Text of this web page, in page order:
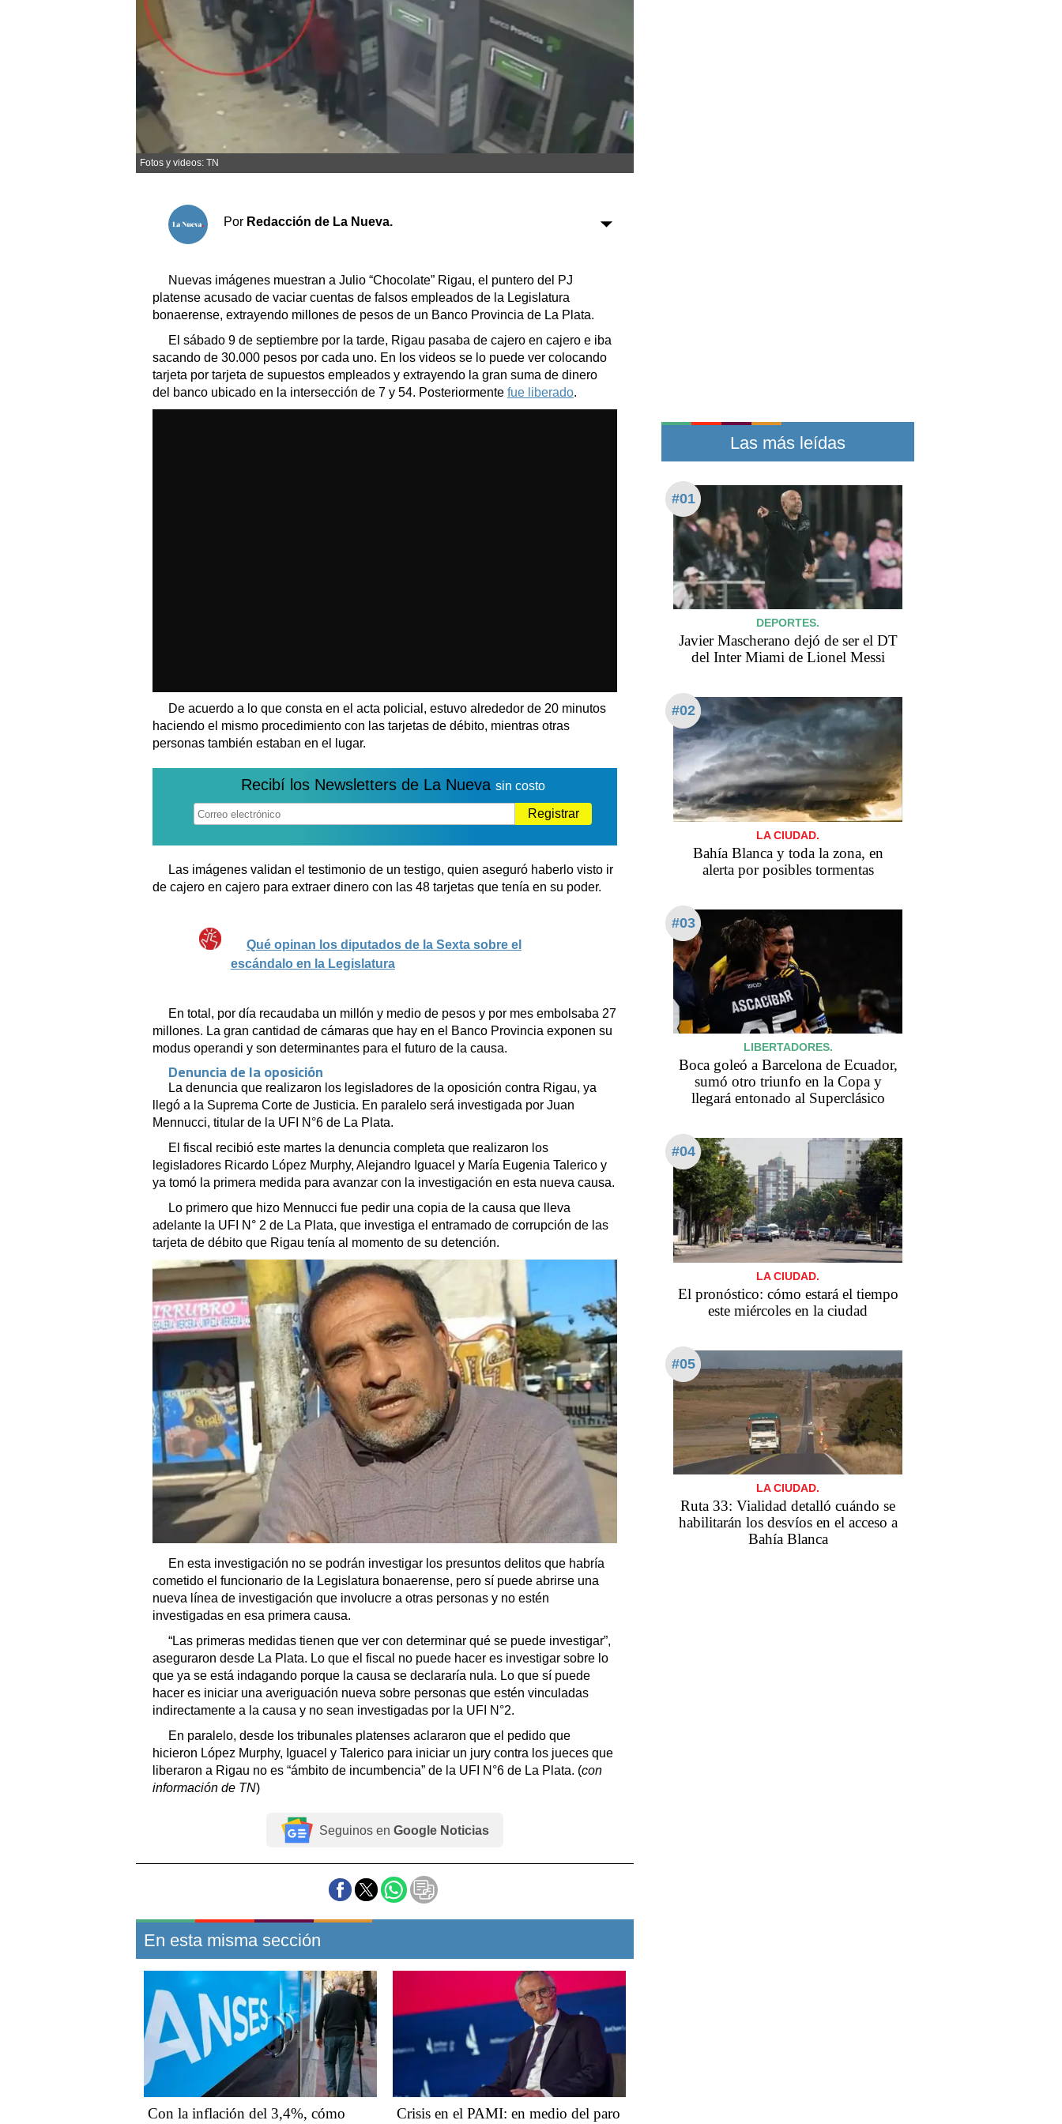
Sociedad y tiempo libre
Sociedad
Tecnología
Turismo
Salud
Es viral
El tiempo
Cartón Lleno
Fúnebres
Horóscopo
Suplementos
Transportes
Loterías
Datos Útiles
Fúnebres
Edictos
Teléfonos de urgencia
Fotos y videos: TN
Por Redacción de La Nueva.
Nuevas imágenes muestran a Julio “Chocolate” Rigau, el puntero del PJ
platense acusado de vaciar cuentas de falsos empleados de la Legislatura
bonaerense, extrayendo millones de pesos de un Banco Provincia de La Plata.
El sábado 9 de septiembre por la tarde, Rigau pasaba de cajero en cajero e iba
sacando de 30.000 pesos por cada uno. En los videos se lo puede ver colocando
tarjeta por tarjeta de supuestos empleados y extrayendo la gran suma de dinero
del banco ubicado en la intersección de 7 y 54. Posteriormente fue liberado.
De acuerdo a lo que consta en el acta policial, estuvo alrededor de 20 minutos
haciendo el mismo procedimiento con las tarjetas de débito, mientras otras
personas también estaban en el lugar.
Recibí los Newsletters de La Nueva sin costo
Registrar
Las imágenes validan el testimonio de un testigo, quien aseguró haberlo visto ir
de cajero en cajero para extraer dinero con las 48 tarjetas que tenía en su poder.
Qué opinan los diputados de la Sexta sobre el
escándalo en la Legislatura
En total, por día recaudaba un millón y medio de pesos y por mes embolsaba 27
millones. La gran cantidad de cámaras que hay en el Banco Provincia exponen su
modus operandi y son determinantes para el futuro de la causa.
Denuncia de la oposición
La denuncia que realizaron los legisladores de la oposición contra Rigau, ya
llegó a la Suprema Corte de Justicia. En paralelo será investigada por Juan
Mennucci, titular de la UFI N°6 de La Plata.
El fiscal recibió este martes la denuncia completa que realizaron los
legisladores Ricardo López Murphy, Alejandro Iguacel y María Eugenia Talerico y
ya tomó la primera medida para avanzar con la investigación en esta nueva causa.
Lo primero que hizo Mennucci fue pedir una copia de la causa que lleva
adelante la UFI N° 2 de La Plata, que investiga el entramado de corrupción de las
tarjeta de débito que Rigau tenía al momento de su detención.
En esta investigación no se podrán investigar los presuntos delitos que habría
cometido el funcionario de la Legislatura bonaerense, pero sí puede abrirse una
nueva línea de investigación que involucre a otras personas y no estén
investigadas en esa primera causa.
“Las primeras medidas tienen que ver con determinar qué se puede investigar”,
aseguraron desde La Plata. Lo que el fiscal no puede hacer es investigar sobre lo
que ya se está indagando porque la causa se declararía nula. Lo que sí puede
hacer es iniciar una averiguación nueva sobre personas que estén vinculadas
indirectamente a la causa y no sean investigadas por la UFI N°2.
En paralelo, desde los tribunales platenses aclararon que el pedido que
hicieron López Murphy, Iguacel y Talerico para iniciar un jury contra los jueces que
liberaron a Rigau no es “ámbito de incumbencia” de la UFI N°6 de La Plata. (con
información de TN)
Seguinos en Google Noticias
En esta misma sección
Con la inflación del 3,4%, cómo
Crisis en el PAMI: en medio del paro
Las más leídas
#01
DEPORTES.
Javier Mascherano dejó de ser el DT
del Inter Miami de Lionel Messi
#02
LA CIUDAD.
Bahía Blanca y toda la zona, en
alerta por posibles tormentas
#03
LIBERTADORES.
Boca goleó a Barcelona de Ecuador,
sumó otro triunfo en la Copa y
llegará entonado al Superclásico
#04
LA CIUDAD.
El pronóstico: cómo estará el tiempo
este miércoles en la ciudad
#05
LA CIUDAD.
Ruta 33: Vialidad detalló cuándo se
habilitarán los desvíos en el acceso a
Bahía Blanca